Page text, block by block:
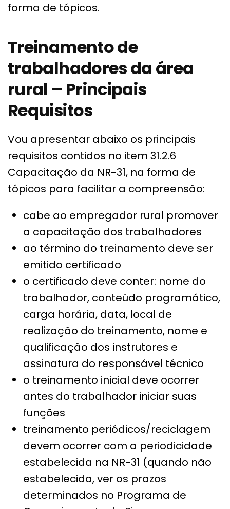
forma de tópicos.
Treinamento de
trabalhadores da área
rural – Principais
Requisitos
Vou apresentar abaixo os principais
requisitos contidos no item 31.2.6
Capacitação da NR-31, na forma de
tópicos para facilitar a compreensão:
cabe ao empregador rural promover
a capacitação dos trabalhadores
ao término do treinamento deve ser
emitido certificado
o certificado deve conter: nome do
trabalhador, conteúdo programático,
carga horária, data, local de
realização do treinamento, nome e
qualificação dos instrutores e
assinatura do responsável técnico
o treinamento inicial deve ocorrer
antes do trabalhador iniciar suas
funções
treinamento periódicos/reciclagem
devem ocorrer com a periodicidade
estabelecida na NR-31 (quando não
estabelecida, ver os prazos
determinados no Programa de